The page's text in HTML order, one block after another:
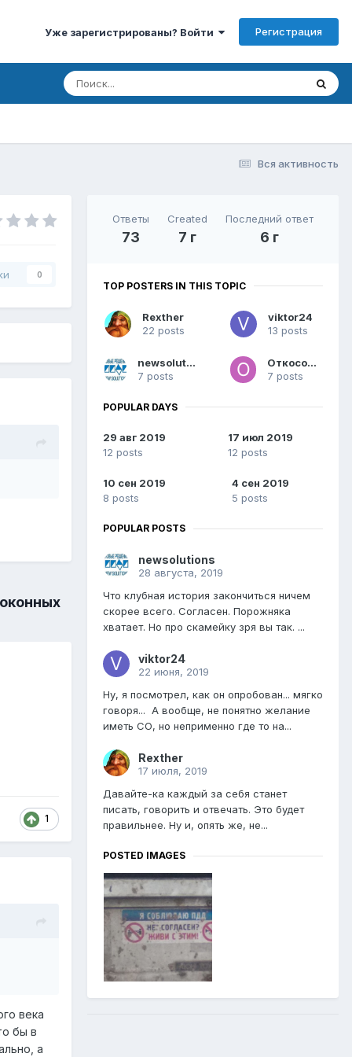
Уже зарегистрированы? Войти Регистрация
Вся активность
0
1
века
бы в
а
Ответы
73
Created
7 г
Последний ответ
6 г
TOP POSTERS IN THIS TOPIC
Rexther
22 posts
viktor24
13 posts
newsolutions
7 posts
Откософф
7 posts
POPULAR DAYS
29 авг 2019
12 posts
17 июл 2019
12 posts
10 сен 2019
8 posts
4 сен 2019
5 posts
POPULAR POSTS
newsolutions
28 августа, 2019
Что клубная история закончиться ничем
скорее всего. Согласен. Порожняка
хватает. Но про скамейку зря вы так. ...
viktor24
22 июня, 2019
Ну, я посмотрел, как он опробован... мягко
говоря... А вообще, не понятно желание
иметь СО, но неприменно где то на...
Rexther
17 июля, 2019
Давайте-ка каждый за себя станет
писать, говорить и отвечать. Это будет
правильнее. Ну и, опять же, не...
POSTED IMAGES